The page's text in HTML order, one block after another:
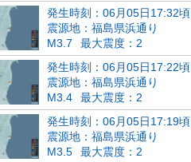
発生時刻：06月05日17:32頃
震源地：福島県浜通り
M3.7
最大震度：2
発生時刻：06月05日17:22頃
震源地：福島県浜通り
M3.4
最大震度：2
発生時刻：06月05日17:19頃
震源地：福島県浜通り
M3.5
最大震度：2